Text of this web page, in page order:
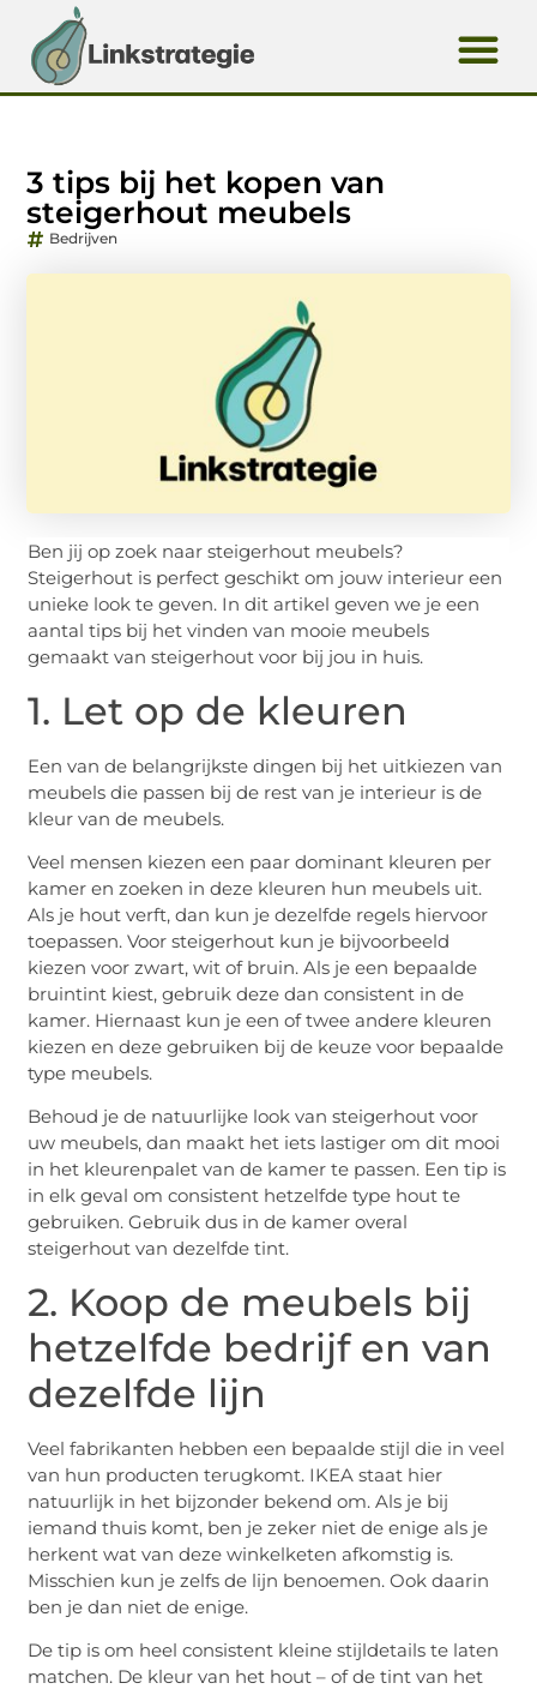
3 tips bij het kopen van
steigerhout meubels
Bedrijven
Ben jij op zoek naar steigerhout meubels?
Steigerhout is perfect geschikt om jouw interieur een
unieke look te geven. In dit artikel geven we je een
aantal tips bij het vinden van mooie meubels
gemaakt van steigerhout voor bij jou in huis.
1. Let op de kleuren
Een van de belangrijkste dingen bij het uitkiezen van
meubels die passen bij de rest van je interieur is de
kleur van de meubels.
Veel mensen kiezen een paar dominant kleuren per
kamer en zoeken in deze kleuren hun meubels uit.
Als je hout verft, dan kun je dezelfde regels hiervoor
toepassen. Voor steigerhout kun je bijvoorbeeld
kiezen voor zwart, wit of bruin. Als je een bepaalde
bruintint kiest, gebruik deze dan consistent in de
kamer. Hiernaast kun je een of twee andere kleuren
kiezen en deze gebruiken bij de keuze voor bepaalde
type meubels.
Behoud je de natuurlijke look van steigerhout voor
uw meubels, dan maakt het iets lastiger om dit mooi
in het kleurenpalet van de kamer te passen. Een tip is
in elk geval om consistent hetzelfde type hout te
gebruiken. Gebruik dus in de kamer overal
steigerhout van dezelfde tint.
2. Koop de meubels bij
hetzelfde bedrijf en van
dezelfde lijn
Veel fabrikanten hebben een bepaalde stijl die in veel
van hun producten terugkomt. IKEA staat hier
natuurlijk in het bijzonder bekend om. Als je bij
iemand thuis komt, ben je zeker niet de enige als je
herkent wat van deze winkelketen afkomstig is.
Misschien kun je zelfs de lijn benoemen. Ook daarin
ben je dan niet de enige.
De tip is om heel consistent kleine stijldetails te laten
matchen. De kleur van het hout – of de tint van het